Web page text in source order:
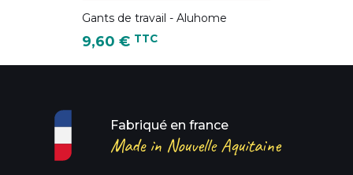
Gants de travail - Aluhome
Prix
9,60 € TTC
Fabriqué en france
Made in Nouvelle Aquitaine